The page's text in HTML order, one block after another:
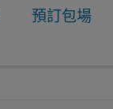
預訂包場